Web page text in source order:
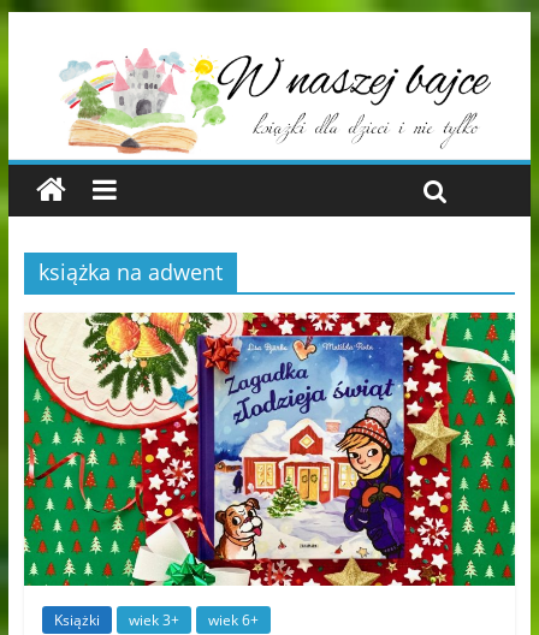
książka na adwent
Książki wiek 3+ wiek 6+